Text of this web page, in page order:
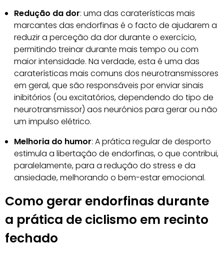
Redução da dor: uma das caraterísticas mais
marcantes das endorfinas é o facto de ajudarem a
reduzir a perceção da dor durante o exercício,
permitindo treinar durante mais tempo ou com
maior intensidade. Na verdade, esta é uma das
caraterísticas mais comuns dos neurotransmissores
em geral, que são responsáveis por enviar sinais
inibitórios (ou excitatórios, dependendo do tipo de
neurotransmissor) aos neurónios para gerar ou não
um impulso elétrico.
Melhoria do humor: A prática regular de desporto
estimula a libertação de endorfinas, o que contribui,
paralelamente, para a redução do stress e da
ansiedade, melhorando o bem-estar emocional.
Como gerar endorfinas durante
a prática de ciclismo em recinto
fechado